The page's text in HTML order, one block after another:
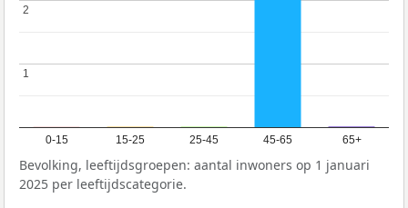
0-15 15-25 25-45 45-65 65+
1
1
2
2
Bevolking, leeftijdsgroepen: aantal inwoners op 1 januari
2025 per leeftijdscategorie.